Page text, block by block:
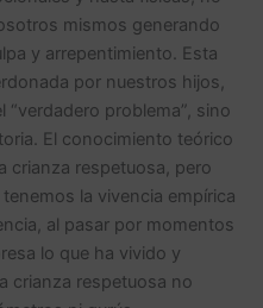
mismos generando
y arrepentimiento. Esta
por nuestros hijos,
problema”, sino
El conocimiento teórico
crianza respetuosa, pero
la vivencia empírica
al pasar por momentos
lo que ha vivido y
crianza respetuosa no